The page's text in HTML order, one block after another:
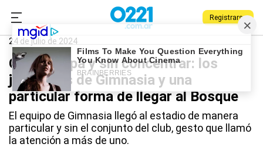
Registrarse
0221.com.ar Deportes
24 de julio de 2024
Con su ropa y sin concentrar: los
jugadores de Gimnasia y una
particular forma de llegar al Bosque
El equipo de Gimnasia llegó al estadio de manera
particular y sin el conjunto del club, gesto que llamó
la atención a más de uno.